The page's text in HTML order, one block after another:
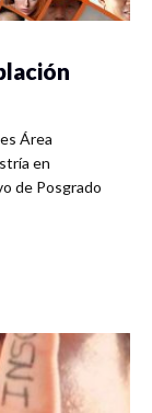
Área
en
de Posgrado